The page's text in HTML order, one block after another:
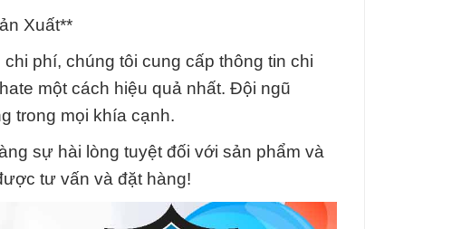
Xuất**
phí, chúng tôi cung cấp thông tin chi
một cách hiệu quả nhất. Đội ngũ
trong mọi khía cạnh.
sự hài lòng tuyệt đối với sản phẩm và
tư vấn và đặt hàng!